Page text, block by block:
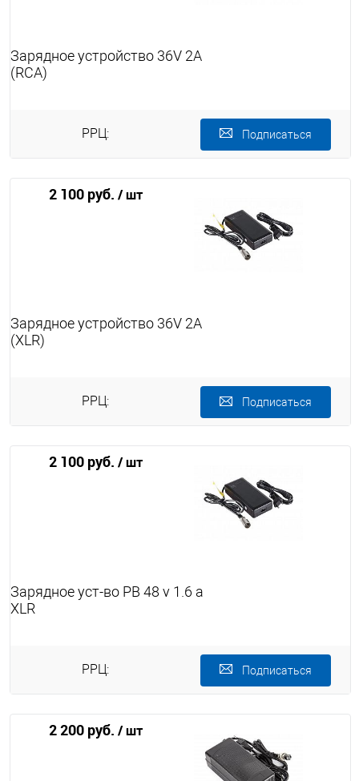
Зарядное устройство 36V 2A
(RСА)
РРЦ:
2 100 руб. / шт
Подписаться
Зарядное устройство 36V 2A
(XLR)
РРЦ:
2 100 руб. / шт
Подписаться
Зарядное уст-во PB 48 v 1.6 a
XLR
РРЦ:
2 200 руб. / шт
Подписаться